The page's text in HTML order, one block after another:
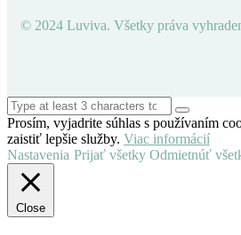
© 2024 Luviva. Všetky práva
Prosím, vyjadrite súhlas s používaním
zaistiť lepšie služby. Viac informácií
Nastavenia Prijať všetky Odmietnúť
Close